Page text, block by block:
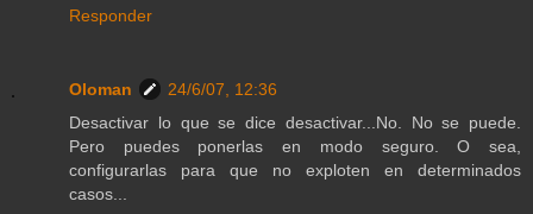
Responder
Oloman
24/6/07, 12:36
Desactivar lo que se dice desactivar...No. No se puede.
Pero puedes ponerlas en modo seguro. O sea,
configurarlas para que no exploten en determinados
casos...